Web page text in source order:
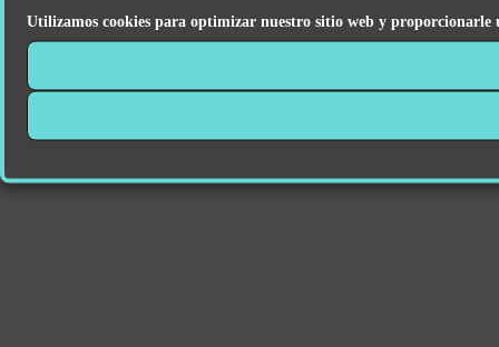
Utilizamos cookies para optimizar nuestro sitio web y proporcionarle